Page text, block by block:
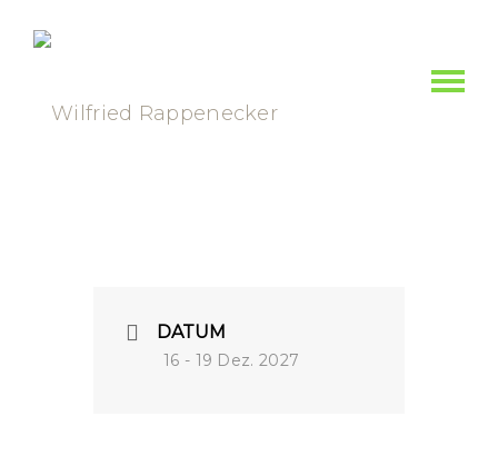
DATUM
16 - 19 Dez. 2027